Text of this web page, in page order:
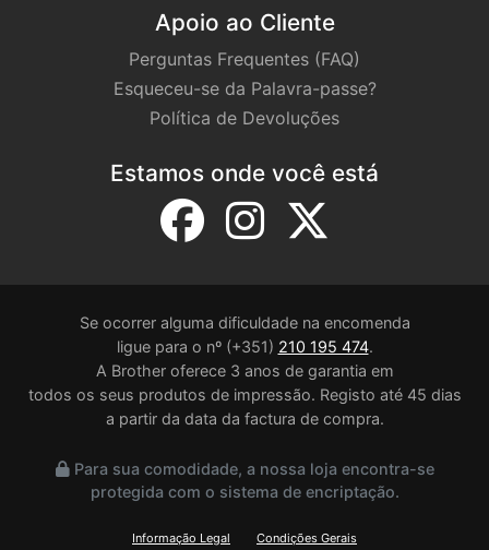
Apoio ao Cliente
Perguntas Frequentes (FAQ)
Esqueceu-se da Palavra-passe?
Política de Devoluções
Estamos onde você está
Se ocorrer alguma dificuldade na encomenda
ligue para o nº (+351) 210 195 474.
A Brother oferece 3 anos de garantia em
todos os seus produtos de impressão. Registo até 45 dias
a partir da data da factura de compra.
Para sua comodidade, a nossa loja encontra-se
protegida com o sistema de encriptação.
Informação Legal Condições Gerais